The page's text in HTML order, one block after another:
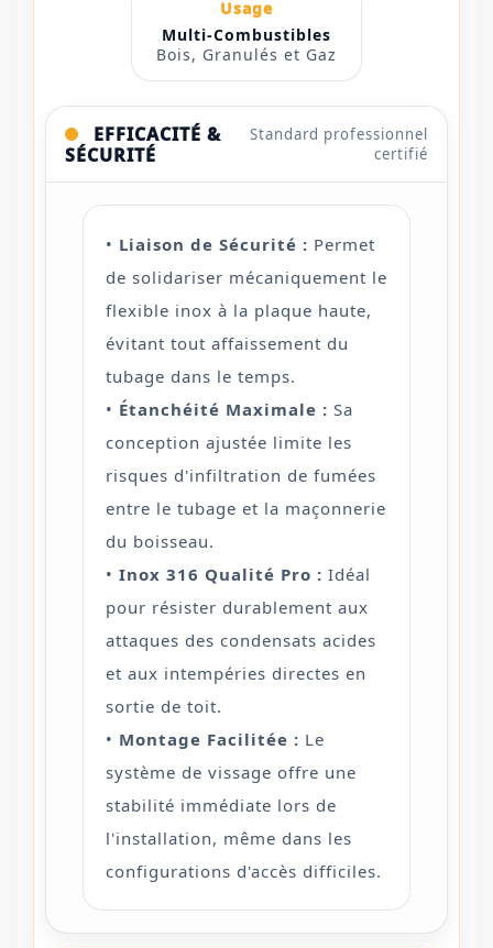
Usage
Multi-Combustibles
Bois, Granulés et Gaz
EFFICACITÉ &
SÉCURITÉ
Standard professionnel
certifié
• Liaison de Sécurité : Permet
de solidariser mécaniquement le
flexible inox à la plaque haute,
évitant tout affaissement du
tubage dans le temps.
• Étanchéité Maximale : Sa
conception ajustée limite les
risques d'infiltration de fumées
entre le tubage et la maçonnerie
du boisseau.
• Inox 316 Qualité Pro : Idéal
pour résister durablement aux
attaques des condensats acides
et aux intempéries directes en
sortie de toit.
• Montage Facilitée : Le
système de vissage offre une
stabilité immédiate lors de
l'installation, même dans les
configurations d'accès difficiles.